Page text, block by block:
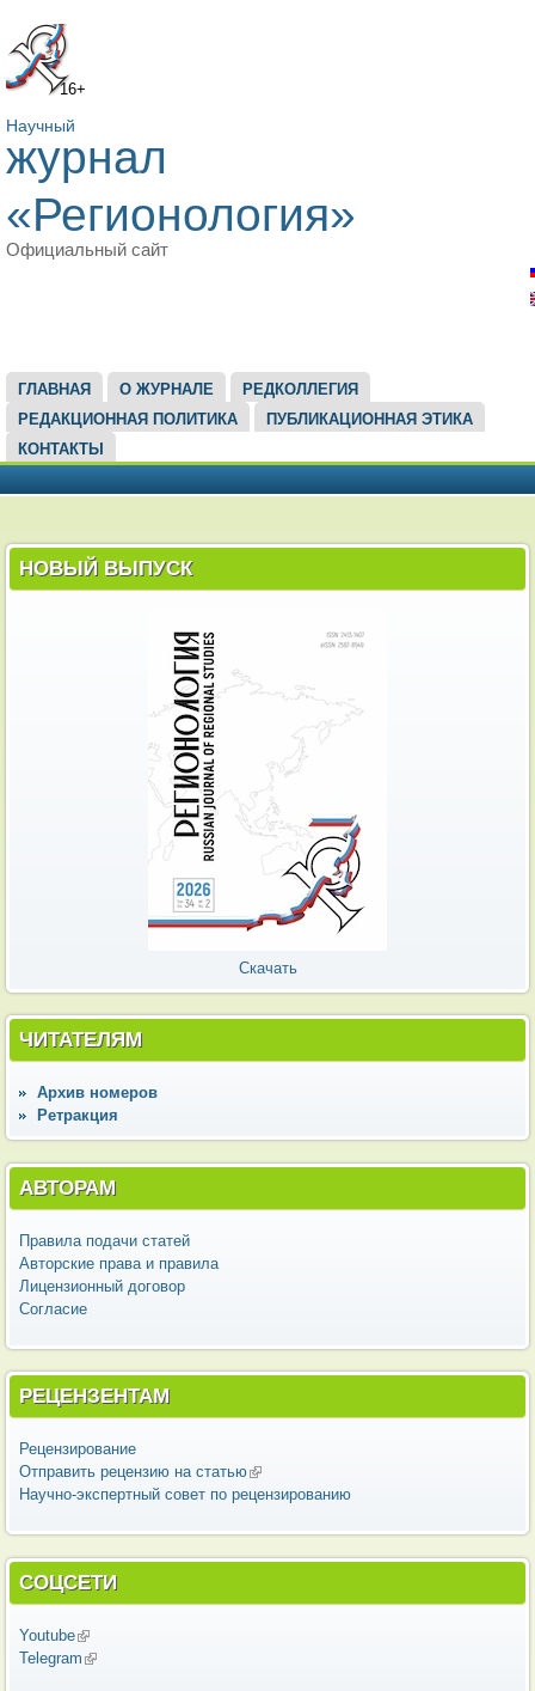
16+
Научный
журнал
«Регионология»
Официальный сайт
ГЛАВНОЕ МЕНЮ
ГЛАВНАЯ О ЖУРНАЛЕ
РЕДКОЛЛЕГИЯ
РЕДАКЦИОННАЯ ПОЛИТИКА
ПУБЛИКАЦИОННАЯ ЭТИКА
КОНТАКТЫ
НОВЫЙ ВЫПУСК
Скачать
ЧИТАТЕЛЯМ
Архив номеров
Ретракция
АВТОРАМ
Правила подачи статей
Авторские права и правила
Лицензионный договор
Согласие
РЕЦЕНЗЕНТАМ
Рецензирование
Отправить рецензию на статью(внешняя ссылка)
Научно-экспертный совет по рецензированию
СОЦСЕТИ
Youtube(внешняя ссылка)
Telegram (внешняя ссылка)